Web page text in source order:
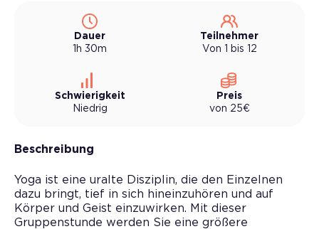
Dauer
1h 30m
Teilnehmer
Von 1 bis 12
Schwierigkeit
Niedrig
Preis
von 25€
Beschreibung
Yoga ist eine uralte Disziplin, die den Einzelnen
dazu bringt, tief in sich hineinzuhören und auf
Körper und Geist einzuwirken. Mit dieser
Gruppenstunde werden Sie eine größere